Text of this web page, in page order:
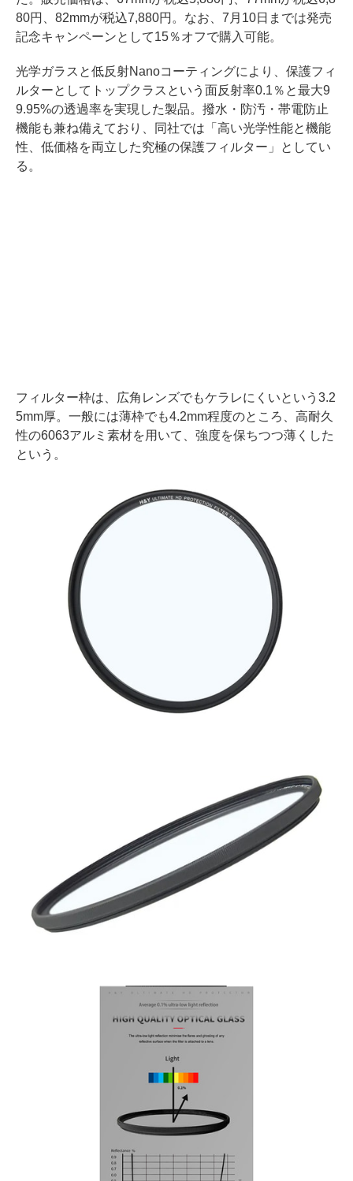
80円、82mmが税込7,880円。なお、7月10日までは発売
記念キャンペーンとして15％オフで購入可能。
光学ガラスと低反射Nanoコーティングにより、保護フィ
ルターとしてトップクラスという面反射率0.1％と最大9
9.95%の透過率を実現した製品。撥水・防汚・帯電防止
機能も兼ね備えており、同社では「高い光学性能と機能
性、低価格を両立した究極の保護フィルター」としてい
る。
フィルター枠は、広角レンズでもケラレにくいという3.2
5mm厚。一般には薄枠でも4.2mm程度のところ、高耐久
性の6063アルミ素材を用いて、強度を保ちつつ薄くした
という。